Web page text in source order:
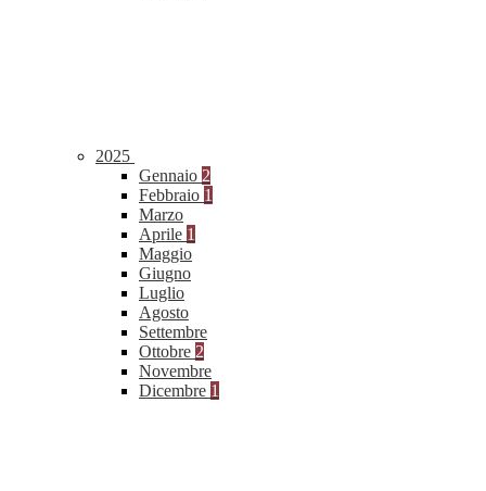
2025
Gennaio 2
Febbraio 1
Marzo
Aprile 1
Maggio
Giugno
Luglio
Agosto
Settembre
Ottobre 2
Novembre
Dicembre 1